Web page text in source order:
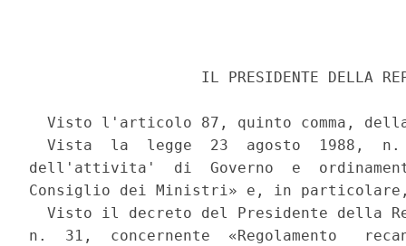
IL PRESIDENTE DELLA
Visto l'articolo 87, quinto comma,
Vista  la  legge  23  agosto  1988,
dell'attivita'  di  Governo  e
Consiglio dei Ministri» e, in
Visto il decreto del Presidente della
n.  31,  concernente  «Regolamento